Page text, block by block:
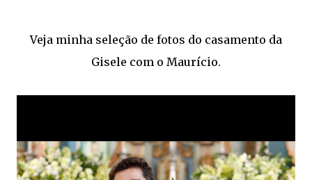
Veja minha seleção de fotos do casamento da
Gisele com o Maurício.